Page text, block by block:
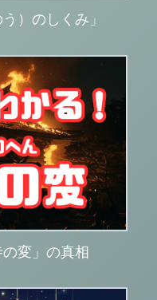
）のしくみ」
変」の真相